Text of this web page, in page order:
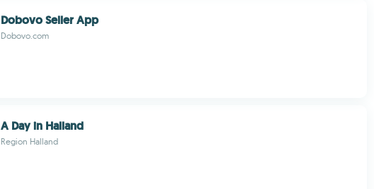
Dobovo Seller App
Dobovo.com
A Day in Halland
Region Halland